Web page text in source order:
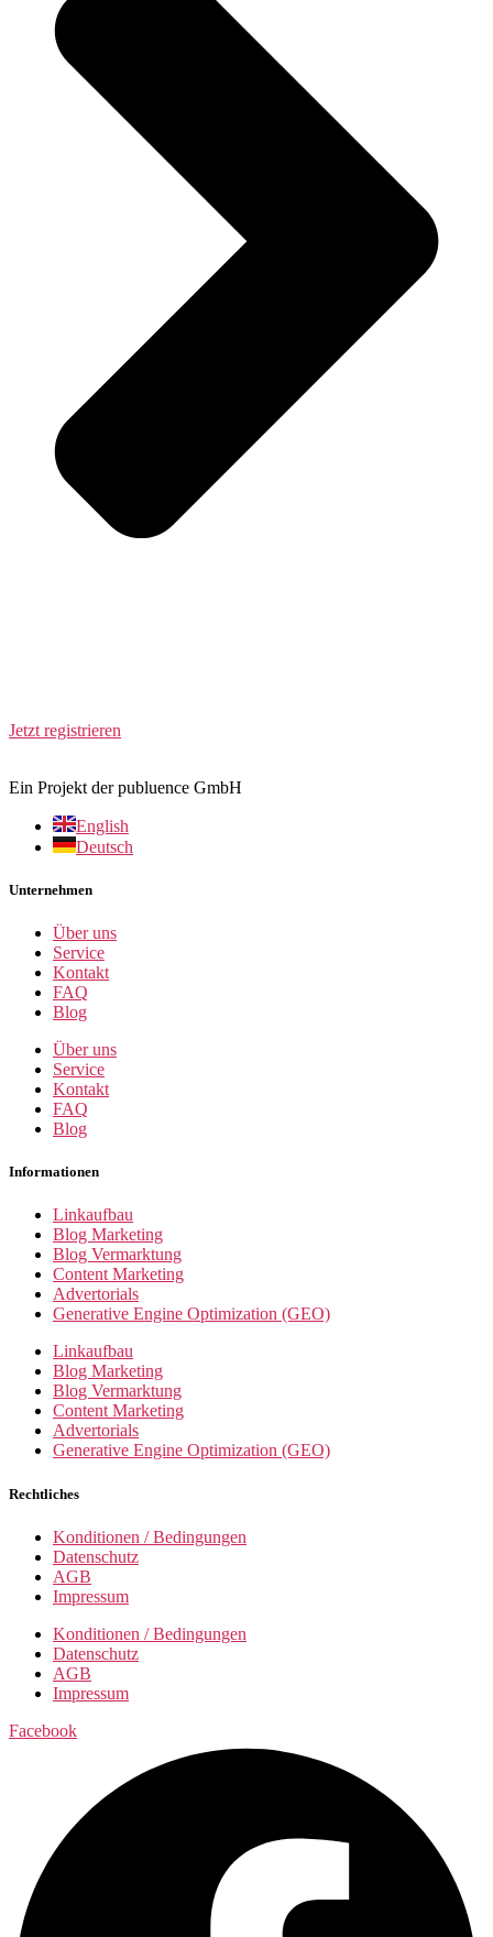
Jetzt registrieren
Ein Projekt der publuence GmbH
English
Deutsch
Unternehmen
Über uns
Service
Kontakt
FAQ
Blog
Über uns
Service
Kontakt
FAQ
Blog
Informationen
Linkaufbau
Blog Marketing
Blog Vermarktung
Content Marketing
Advertorials
Generative Engine Optimization (GEO)
Linkaufbau
Blog Marketing
Blog Vermarktung
Content Marketing
Advertorials
Generative Engine Optimization (GEO)
Rechtliches
Konditionen / Bedingungen
Datenschutz
AGB
Impressum
Konditionen / Bedingungen
Datenschutz
AGB
Impressum
Facebook